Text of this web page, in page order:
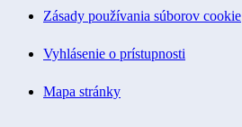
Zásady používania súborov cookie
Vyhlásenie o prístupnosti
Mapa stránky